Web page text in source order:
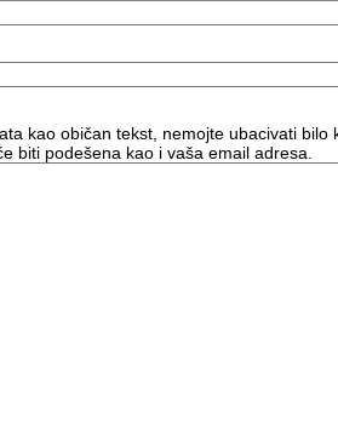
kao običan tekst, nemojte ubacivati bilo
biti podešena kao i vaša email adresa.